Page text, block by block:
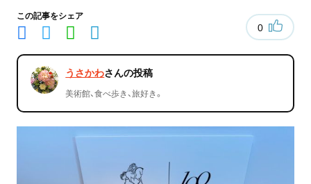
この記事をシェア
0
うさかわさんの投稿
美術館、食べ歩き、旅好き。